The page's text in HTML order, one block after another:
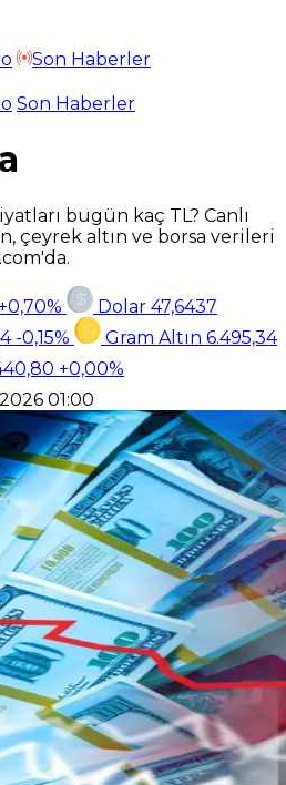
Son Haberler
Son Haberler
bugün kaç TL? Canlı
çeyrek altın ve borsa verileri
Dolar 47,6437
-0,15% Gram Altın 6.495,34
+0,00%
01:00